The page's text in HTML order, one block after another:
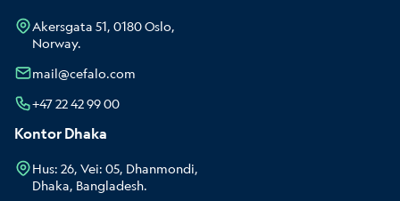
Akersgata 51, 0180 Oslo,
Norway.
mail@cefalo.com
+47 22 42 99 00
Kontor Dhaka
Hus: 26, Vei: 05, Dhanmondi,
Dhaka, Bangladesh.